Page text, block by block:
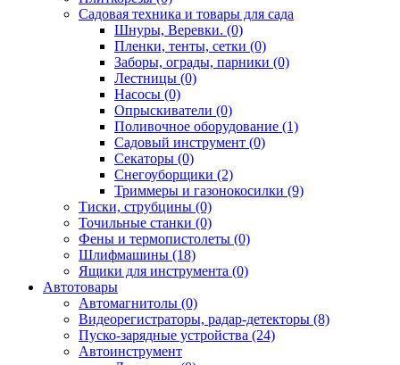
Садовая техника и товары для сада
Шнуры, Веревки. (0)
Пленки, тенты, сетки (0)
Заборы, ограды, парники (0)
Лестницы (0)
Насосы (0)
Опрыскиватели (0)
Поливочное оборудование (1)
Садовый инструмент (0)
Секаторы (0)
Снегоуборщики (2)
Триммеры и газонокосилки (9)
Тиски, струбцины (0)
Точильные станки (0)
Фены и термопистолеты (0)
Шлифмашины (18)
Ящики для инструмента (0)
Автотовары
Автомагнитолы (0)
Видеорегистраторы, радар-детекторы (8)
Пуско-зарядные устройства (24)
Автоинструмент